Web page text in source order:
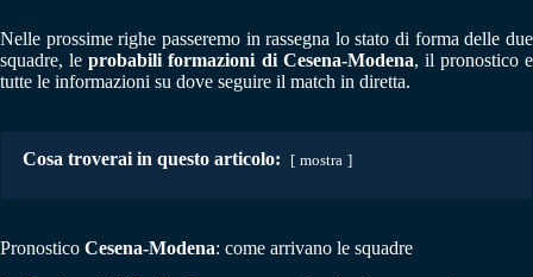
Nelle prossime righe passeremo in rassegna lo stato di forma delle due
squadre, leprobabili formazioni di Cesena-Modena, il pronostico e
tutte le informazioni su dove seguire il match in diretta.
Cosa troverai in questo articolo: mostra
Pronostico Cesena-Modena: come arrivano le squadre